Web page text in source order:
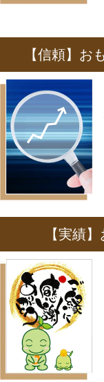
【信頼】お
【実績